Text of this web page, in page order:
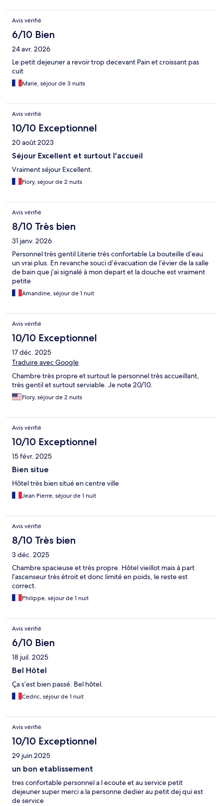
Avis vérifié
6/10 Bien
24 avr. 2026
Le petit dejeuner a revoir trop decevant Pain et croissant pas
cuit
Marie, séjour de 3 nuits
Avis vérifié
10/10 Exceptionnel
20 août 2023
Séjour Excellent et surtout l'accueil
Vraiment séjour Excellent.
Flory, séjour de 2 nuits
Avis vérifié
8/10 Très bien
31 janv. 2026
Personnel très gentil Literie très confortable La bouteille d’eau
un vrai plus. En revanche souci d’évacuation de l’évier de la salle
de bain que j’ai signalé à mon depart et la douche est vraiment
petite
Amandine, séjour de 1 nuit
Avis vérifié
10/10 Exceptionnel
17 déc. 2025
Traduire avec Google
Chambre très propre et surtout le personnel très accueillant,
très gentil et surtout serviable. Je note 20/10.
Flory, séjour de 2 nuits
Avis vérifié
10/10 Exceptionnel
15 févr. 2025
Bien situe
Hôtel très bien situé en centre ville
Jean Pierre, séjour de 1 nuit
Avis vérifié
8/10 Très bien
3 déc. 2025
Chambre spacieuse et très propre. Hôtel vieillot mais à part
l’ascenseur très étroit et donc limité en poids, le reste est
correct.
Philippe, séjour de 1 nuit
Avis vérifié
6/10 Bien
18 juil. 2025
Bel Hôtel
Ça s’est bien passé. Bel hôtel.
Cedric, séjour de 1 nuit
Avis vérifié
10/10 Exceptionnel
29 juin 2025
un bon etablissement
tres confortable personnel a l ecoute et au service petit
dejeuner super merci a la personne dedier au petit dej qui est
de service